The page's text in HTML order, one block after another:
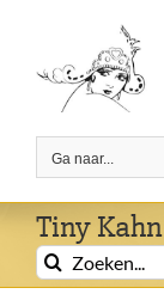
inhoud
Ga naar...
Tiny Kahn
Zoeken
naar: